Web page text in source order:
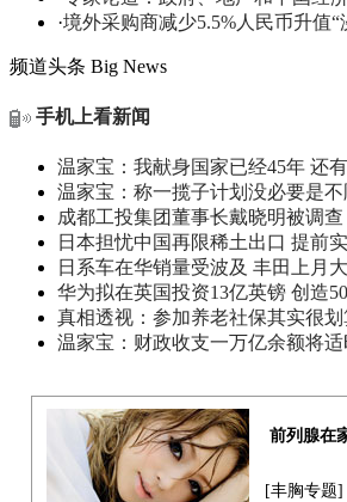
·境外采购商减少5.5%人民币升值“
频道头条 Big News
手机上看新闻
温家宝：我献身国家已经45年 还
温家宝：称一揽子计划没必要是
成都工投集团董事长戴晓明被调查
日本担忧中国再限稀土出口 提前
日系车在华销量受波及 丰田上月
华为拟在英国投资13亿英镑 创造
真相透视：参加养老社保其实很划
温家宝：财政收支一万亿余额将
前列腺在
[丰胸专题]